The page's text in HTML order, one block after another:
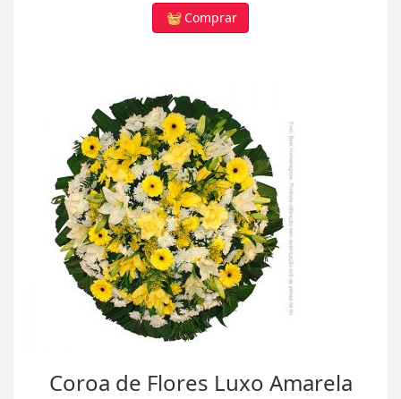
Comprar
Coroa de Flores Luxo Amarela